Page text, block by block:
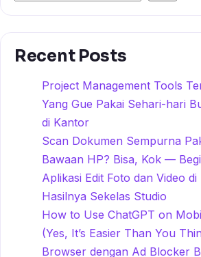
Recent Posts
Project Management Tools
Yang Gue Pakai Sehari-hari
di Kantor
Scan Dokumen Sempurna
Bawaan HP? Bisa, Kok —
Aplikasi Edit Foto dan Video
Hasilnya Sekelas Studio
How to Use ChatGPT on
(Yes, It’s Easier Than You
Browser dengan Ad Blocker